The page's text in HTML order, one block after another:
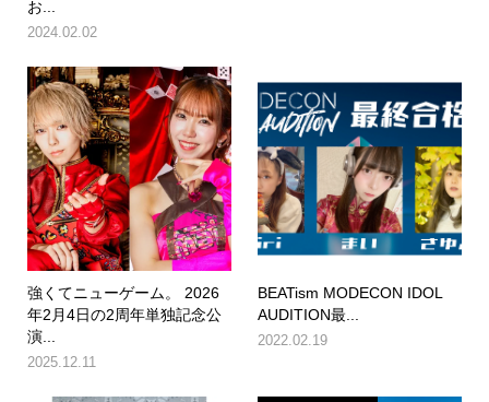
お...
2024.02.02
強くてニューゲーム。 2026
年2月4日の2周年単独記念公
演...
2025.12.11
BEATism MODECON IDOL
AUDITION最...
2022.02.19